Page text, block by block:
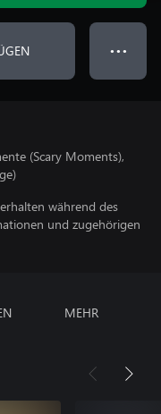
● ● ●
(Scary Moments),
während des
und zugehörigen
MEHR